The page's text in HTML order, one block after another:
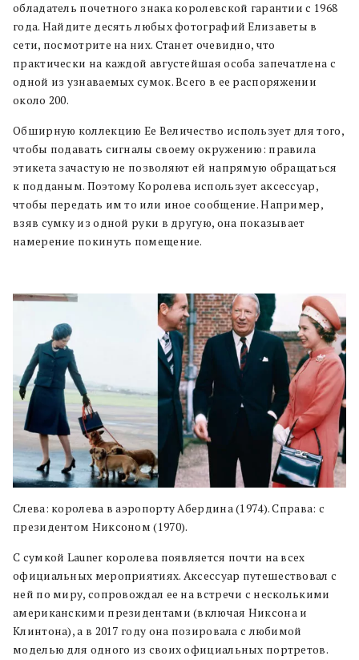
обладатель почетного знака королевской гарантии с 1968
года. Найдите десять любых фотографий Елизаветы в
сети, посмотрите на них. Станет очевидно, что
практически на каждой августейшая особа запечатлена с
одной из узнаваемых сумок. Всего в ее распоряжении
около 200.
Обширную коллекцию Ее Величество использует для того,
чтобы подавать сигналы своему окружению: правила
этикета зачастую не позволяют ей напрямую обращаться
к подданым. Поэтому Королева использует аксессуар,
чтобы передать им то или иное сообщение. Например,
взяв сумку из одной руки в другую, она показывает
намерение покинуть помещение.
Слева: королева в аэропорту Абердина (1974). Справа: с
президентом Никсоном (1970).
С сумкой Launer королева появляется почти на всех
официальных мероприятиях. Аксессуар путешествовал с
ней по миру, сопровождал ее на встречи с несколькими
американскими президентами (включая Никсона и
Клинтона), а в 2017 году она позировала с любимой
моделью для одного из своих официальных портретов.